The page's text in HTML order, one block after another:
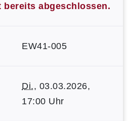
bereits abgeschlossen.
EW41-005
Di., 03.03.2026,
17:00 Uhr